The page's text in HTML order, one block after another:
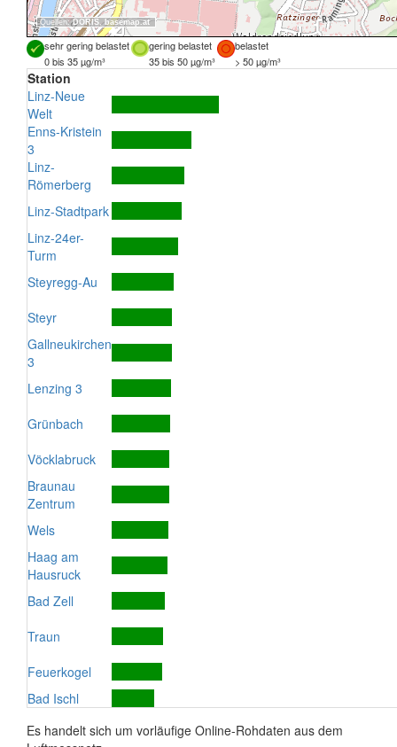
Quellen:DORIS, basemap.at
sehr gering belastet gering belastet
belastet
0 bis 35 µg/m³
35 bis 50 µg/m³ > 50 µg/m³
Station
Linz-Neue
Welt
Enns-Kristein
3
Linz-
Römerberg
Linz-Stadtpark
Linz-24er-
Turm
Steyregg-Au
Steyr
Gallneukirchen
3
Lenzing 3
Grünbach
Vöcklabruck
Braunau
Zentrum
Wels
Haag am
Hausruck
Bad Zell
Traun
Feuerkogel
Bad Ischl
Es handelt sich um vorläufige Online-Rohdaten aus dem